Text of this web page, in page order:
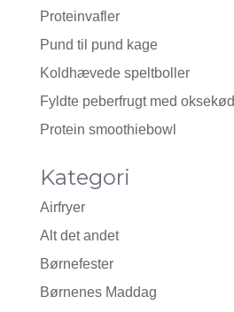
Proteinvafler
Pund til pund kage
Koldhævede speltboller
Fyldte peberfrugt med oksekød
Protein smoothiebowl
Kategori
Airfryer
Alt det andet
Børnefester
Børnenes Maddag